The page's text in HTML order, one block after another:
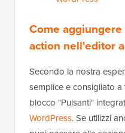
Come
action nell'editor
Secondo la nostra
semplice e consigliato
blocco "Pulsanti"
WordPress. Se utilizzi